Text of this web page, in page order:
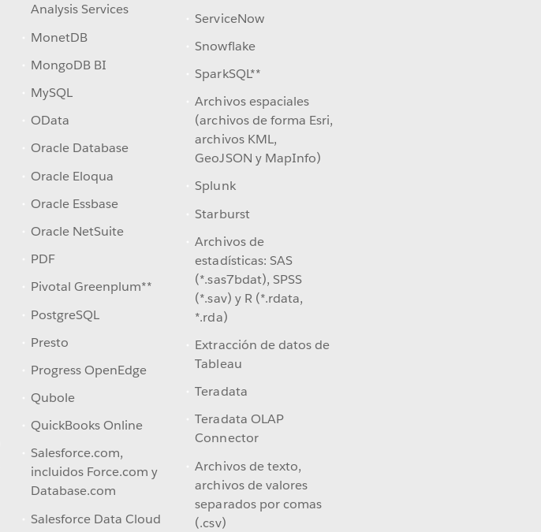
Analysis Services
MonetDB
MongoDB BI
MySQL
OData
Oracle Database
Oracle Eloqua
Oracle Essbase
Oracle NetSuite
PDF
Pivotal Greenplum**
PostgreSQL
Presto
Progress OpenEdge
Qubole
QuickBooks Online
Salesforce.com,
incluidos Force.com y
Database.com
Salesforce Data Cloud
ServiceNow
Snowflake
SparkSQL**
Archivos espaciales
(archivos de forma Esri,
archivos KML,
GeoJSON y MapInfo)
Splunk
Starburst
Archivos de
estadísticas: SAS
(*.sas7bdat), SPSS
(*.sav) y R (*.rdata,
*.rda)
Extracción de datos de
Tableau
Teradata
Teradata OLAP
Connector
Archivos de texto,
archivos de valores
separados por comas
(.csv)